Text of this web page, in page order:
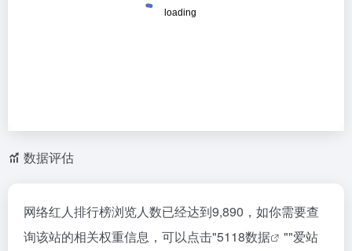
数据评估
网络红人排行榜浏览人数已经达到9,890，如你需要查
询该站的相关权重信息，可以点击"5118数据 ""爱站